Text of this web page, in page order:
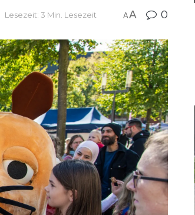
Lesezeit: 3 Min. Lesezeit AA 0